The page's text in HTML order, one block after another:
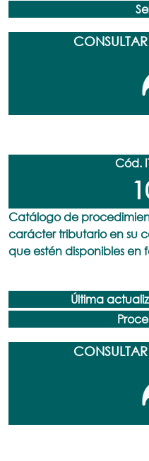
Cód.
Catálogo de
carácter tributario en su
que estén disponibles en
Última